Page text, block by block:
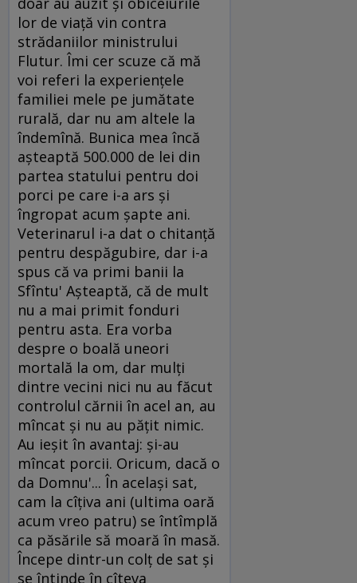
lor de viaţă vin contra
strădaniilor ministrului
Flutur. Îmi cer scuze că mă
voi referi la experienţele
familiei mele pe jumătate
rurală, dar nu am altele la
îndemînă. Bunica mea încă
aşteaptă 500.000 de lei din
partea statului pentru doi
porci pe care i-a ars şi
îngropat acum şapte ani.
Veterinarul i-a dat o chitanţă
pentru despăgubire, dar i-a
spus că va primi banii la
Sfîntu' Aşteaptă, că de mult
nu a mai primit fonduri
pentru asta. Era vorba
despre o boală uneori
mortală la om, dar mulţi
dintre vecini nici nu au făcut
controlul cărnii în acel an, au
mîncat şi nu au păţit nimic.
Au ieşit în avantaj: şi-au
mîncat porcii. Oricum, dacă o
da Domnu'... În acelaşi sat,
cam la cîţiva ani (ultima oară
acum vreo patru) se întîmplă
ca păsările să moară în masă.
Începe dintr-un colţ de sat şi
se întinde în cîteva